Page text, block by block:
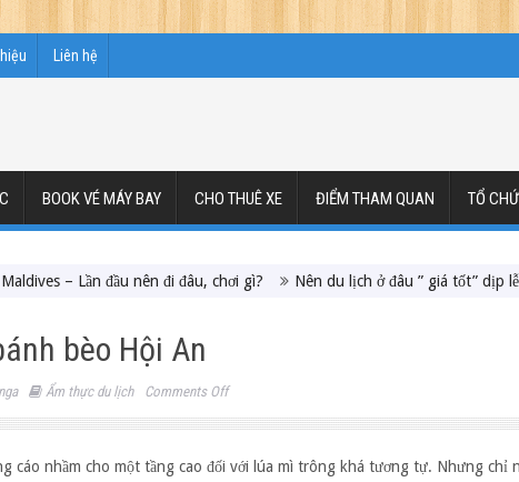
Liên hệ
BOOK VÉ MÁY BAY CHO THUÊ XE ĐIỂM THAM QUAN TỔ
– Lần đầu nên đi đâu, chơi gì? Nên du lịch ở đâu ” giá tốt” dịp lễ
bèo Hội An
Ẩm thực du lịch Comments Offon
thử
cáo nhầm cho một tầng cao đối với lúa mì trông khá tương tự. Nhưng chỉ